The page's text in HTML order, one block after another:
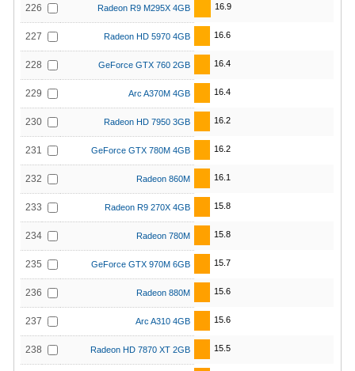
226 Radeon R9 M295X 4GB 16.9
227 Radeon HD 5970 4GB 16.6
228 GeForce GTX 760 2GB 16.4
229 Arc A370M 4GB 16.4
230 Radeon HD 7950 3GB 16.2
231 GeForce GTX 780M 4GB 16.2
232 Radeon 860M 16.1
233 Radeon R9 270X 4GB 15.8
234 Radeon 780M 15.8
235 GeForce GTX 970M 6GB 15.7
236 Radeon 880M 15.6
237 Arc A310 4GB 15.6
238 Radeon HD 7870 XT 2GB 15.5